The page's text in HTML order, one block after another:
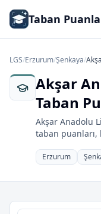
Taban
LGS/Erzurum/Şenkaya/
Akşar
Taban
Akşar Anadolu
taban puanları,
Erzurum